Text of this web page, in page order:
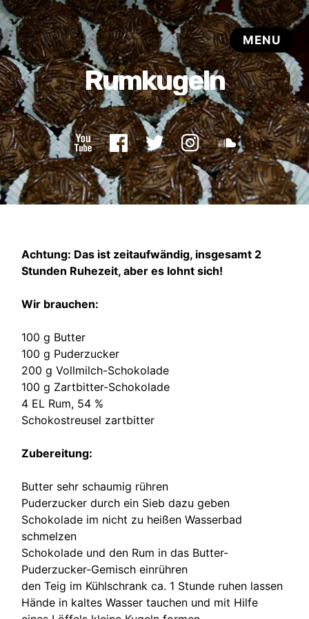
Achtung: Das ist zeitaufwändig, insgesamt 2
Stunden Ruhezeit, aber es lohnt sich!
Wir brauchen:
100 g Butter
100 g Puderzucker
200 g Vollmilch-Schokolade
100 g Zartbitter-Schokolade
4 EL Rum, 54 %
Schokostreusel zartbitter
Zubereitung:
Butter sehr schaumig rühren
Puderzucker durch ein Sieb dazu geben
Schokolade im nicht zu heißen Wasserbad
schmelzen
Schokolade und den Rum in das Butter-
Puderzucker-Gemisch einrühren
den Teig im Kühlschrank ca. 1 Stunde ruhen lassen
Hände in kaltes Wasser tauchen und mit Hilfe